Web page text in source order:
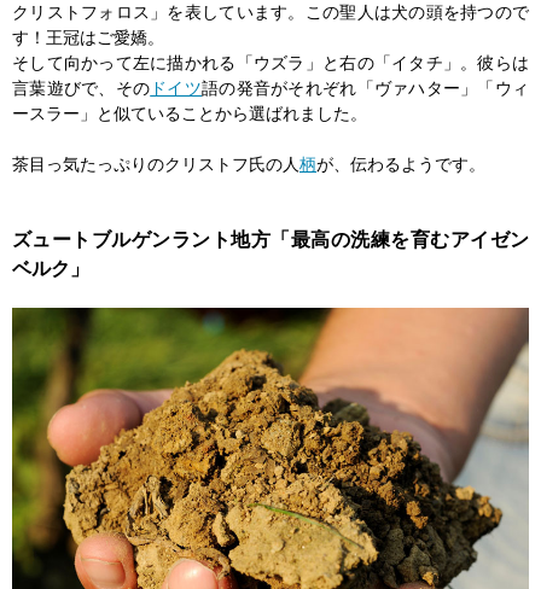
クリストフォロス」を表しています。この聖人は犬の頭を持つので
す！王冠はご愛嬌。
そして向かって左に描かれる「ウズラ」と右の「イタチ」。彼らは
言葉遊びで、その ドイツ語の発音がそれぞれ「ヴァハター」「ウィ
ースラー」と似ていることから選ばれました。
茶目っ気たっぷりのクリストフ氏の人柄が、伝わるようです。
ズュートブルゲンラント地方「最高の洗練を育むアイゼン
ベルク」